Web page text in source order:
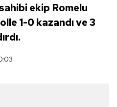
ekip Romelu
1-0 kazandı ve 3